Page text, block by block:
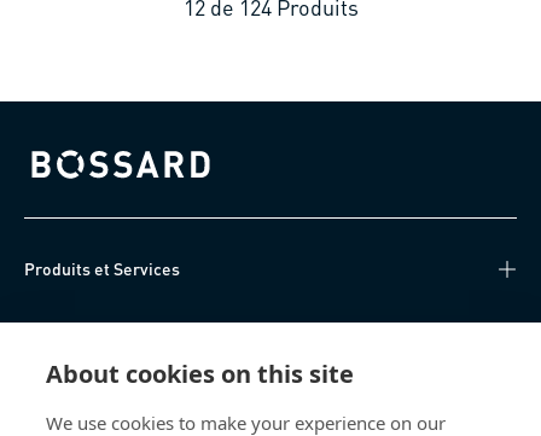
About cookies on this site
We use cookies to make your experience on our
12 de 124 Produits
Bossard homepage
Produits et Services
Centre de connaissances